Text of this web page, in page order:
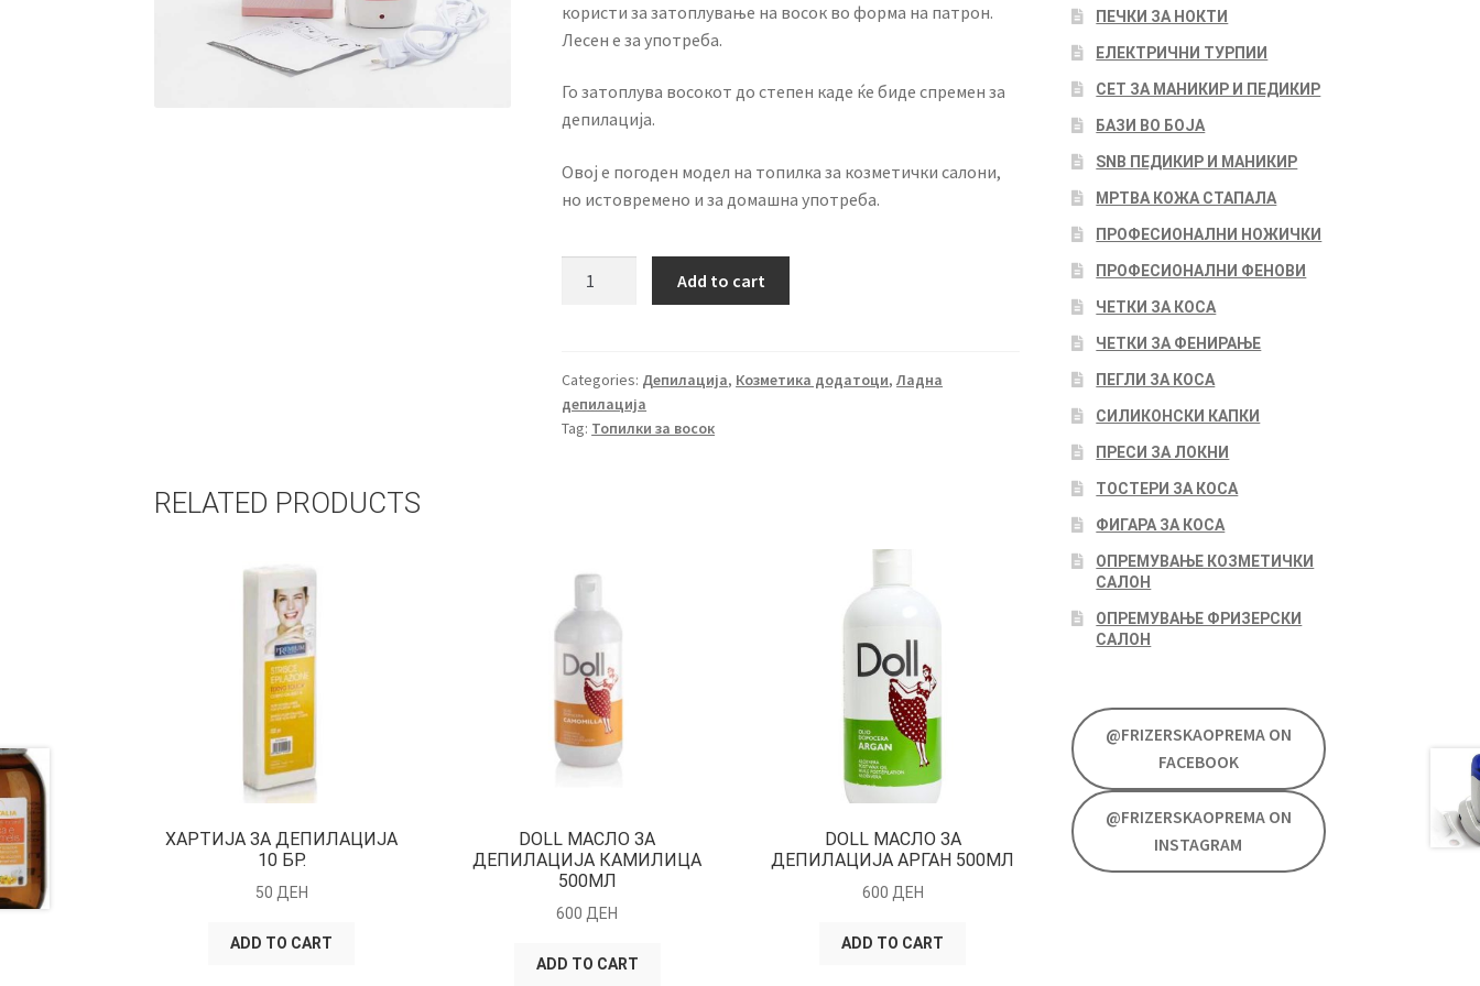
користи за затоплување на восок во форма на патрон.
Лесен е за употреба.
Го затоплува восокот до степен каде ќе биде спремен за
депилација.
Овој е погоден модел на топилка за козметички салони,
но истовремено и за домашна употреба.
патрон
quantity
Add to cart
Categories: Депилација, Козметика додатоци,Ладна
депилација
Tag: Топилки за восок
RELATED PRODUCTS
ХАРТИЈА ЗА ДЕПИЛАЦИЈА
10 БР.
50 ДЕН
ADD TO CART
DOLL МАСЛО ЗА
ДЕПИЛАЦИЈА КАМИЛИЦА
500МЛ
600 ДЕН
ADD TO CART
DOLL МАСЛО ЗА
ДЕПИЛАЦИЈА АРГАН 500МЛ
600 ДЕН
ADD TO CART
ПЕЧКИ ЗА НОКТИ
ЕЛЕКТРИЧНИ ТУРПИИ
СЕТ ЗА МАНИКИР И ПЕДИКИР
БАЗИ ВО БОЈА
SNB ПЕДИКИР И МАНИКИР
МРТВА КОЖА СТАПАЛА
ПРОФЕСИОНАЛНИ НОЖИЧКИ
ПРОФЕСИОНАЛНИ ФЕНОВИ
ЧЕТКИ ЗА КОСА
ЧЕТКИ ЗА ФЕНИРАЊЕ
ПЕГЛИ ЗА КОСА
СИЛИКОНСКИ КАПКИ
ПРЕСИ ЗА ЛОКНИ
ТОСТЕРИ ЗА КОСА
ФИГАРА ЗА КОСА
ОПРЕМУВАЊЕ КОЗМЕТИЧКИ
САЛОН
ОПРЕМУВАЊЕ ФРИЗЕРСКИ
САЛОН
@FRIZERSKAOPREMA ON
FACEBOOK
@FRIZERSKAOPREMA ON
INSTAGRAM